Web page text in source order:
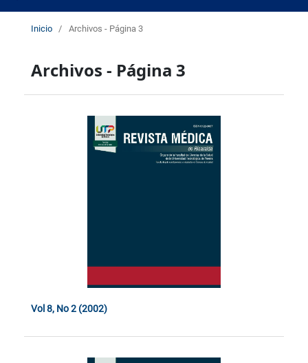
Inicio / Archivos - Página 3
Archivos - Página 3
Vol 8, No 2 (2002)